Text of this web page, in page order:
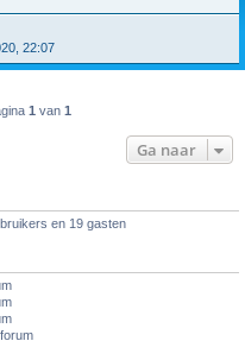
22:07
1 van 1
Ga naar
en 19 gasten